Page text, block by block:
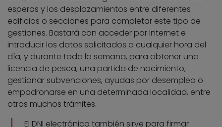
esperas y los desplazamientos entre diferentes
edificios o secciones para completar este tipo de
gestiones. Bastará con acceder por Internet e
introducir los datos solicitados a cualquier hora del
día, y durante toda la semana, para obtener una
licencia de pesca, una partida de nacimiento,
gestionar subvenciones, ayudas por desempleo o
empadronarse en una determinada localidad, entre
otros muchos trámites.
El DNI electrónico también sirve para firmar